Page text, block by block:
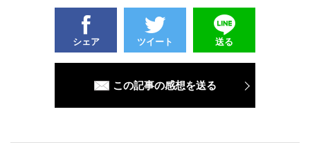
シェア ツイート 送る
この記事の感想を送る